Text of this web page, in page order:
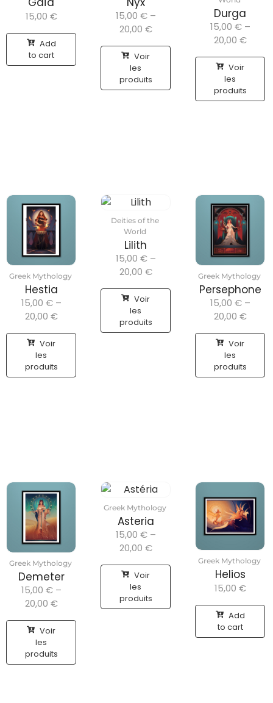
15,00 €
Add
to cart
15,00 € –
20,00 €
Voir
les
produits
Durga
15,00 € –
20,00 €
Voir
les
produits
Greek Mythology
Hestia
15,00 € –
20,00 €
Voir
les
produits
Deities of the
World
Lilith
15,00 € –
20,00 €
Voir
les
produits
Greek Mythology
Persephone
15,00 € –
20,00 €
Voir
les
produits
Greek Mythology
Demeter
15,00 € –
20,00 €
Voir
les
produits
Greek Mythology
Asteria
15,00 € –
20,00 €
Voir
les
produits
Greek Mythology
Helios
15,00 €
Add
to cart